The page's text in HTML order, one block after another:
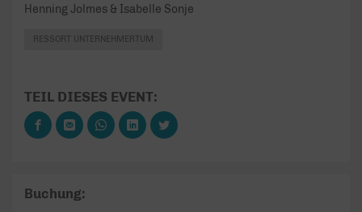
Henning Jolmes & Isabelle Sonje
RESSORT UNTERNEHMERTUM
TEIL DIESES EVENT:
Buchung: